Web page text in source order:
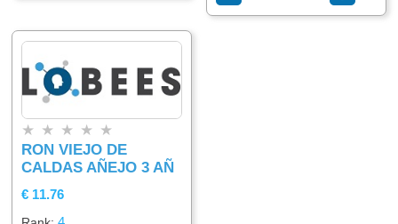
★ ★ ★ ★ ★
RON VIEJO DE
CALDAS AÑEJO 3 AÑ
€ 11.76